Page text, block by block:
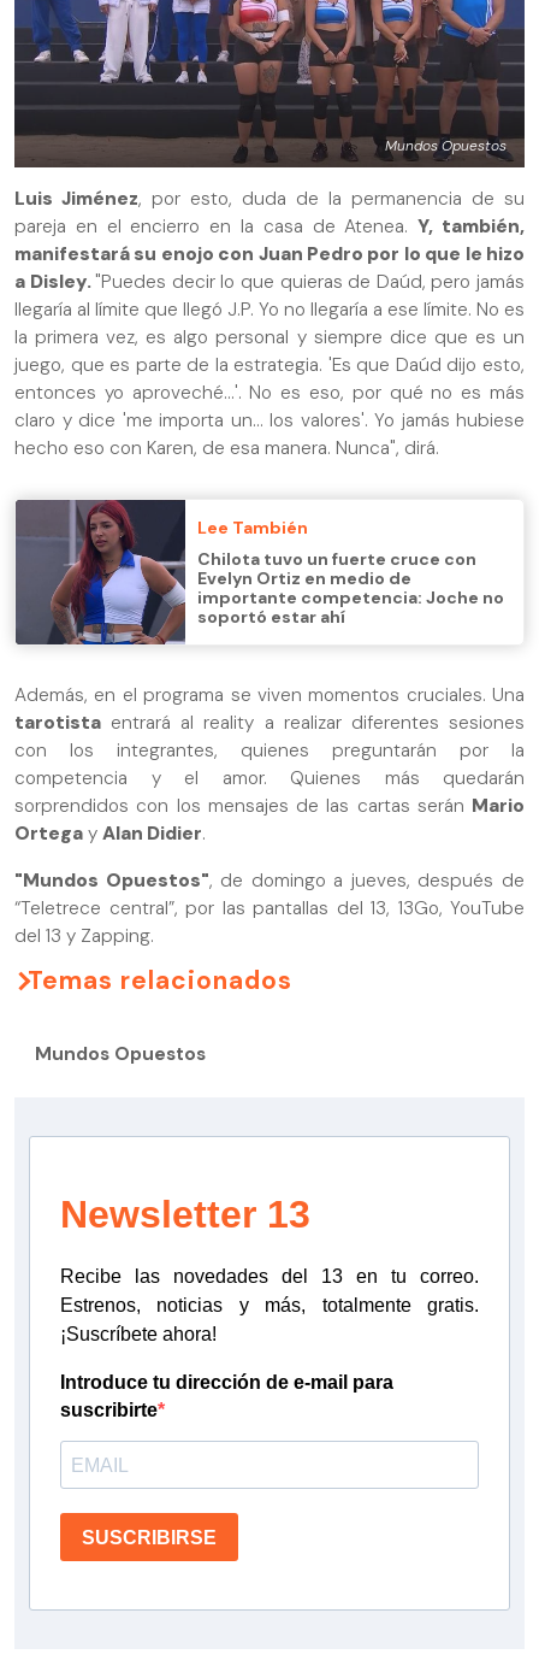
Mundos Opuestos
Luis Jiménez, por esto, duda de la permanencia de su
pareja en el encierro en la casa de Atenea.Y, también,
manifestará su enojo con Juan Pedro por lo que le hizo
a Disley. "Puedes decir lo que quieras de Daúd, pero jamás
llegaría al límite que llegó J.P. Yo no llegaría a ese límite. No es
la primera vez, es algo personal y siempre dice que es un
juego, que es parte de la estrategia. 'Es que Daúd dijo esto,
entonces yo aproveché...'. No es eso, por qué no es más
claro y dice 'me importa un... los valores'. Yo jamás hubiese
hecho eso con Karen, de esa manera. Nunca", dirá.
Lee También
Chilota tuvo un fuerte cruce con
Evelyn Ortiz en medio de
importante competencia: Joche no
soportó estar ahí
Además, en el programa se viven momentos cruciales. Una
tarotista entrará al reality a realizar diferentes sesiones
con los integrantes, quienes preguntarán por la
competencia y el amor. Quienes más quedarán
sorprendidos con los mensajes de las cartas serán Mario
Ortega y Alan Didier.
"Mundos Opuestos", de domingo a jueves, después de
“Teletrece central”, por las pantallas del 13, 13Go, YouTube
del 13 y Zapping.
Temas relacionados
Mundos Opuestos
Newsletter 13
Recibe las novedades del 13 en tu correo.
Estrenos, noticias y más, totalmente gratis.
¡Suscríbete ahora!
Introduce tu dirección de e-mail para
suscribirte
SUSCRIBIRSE